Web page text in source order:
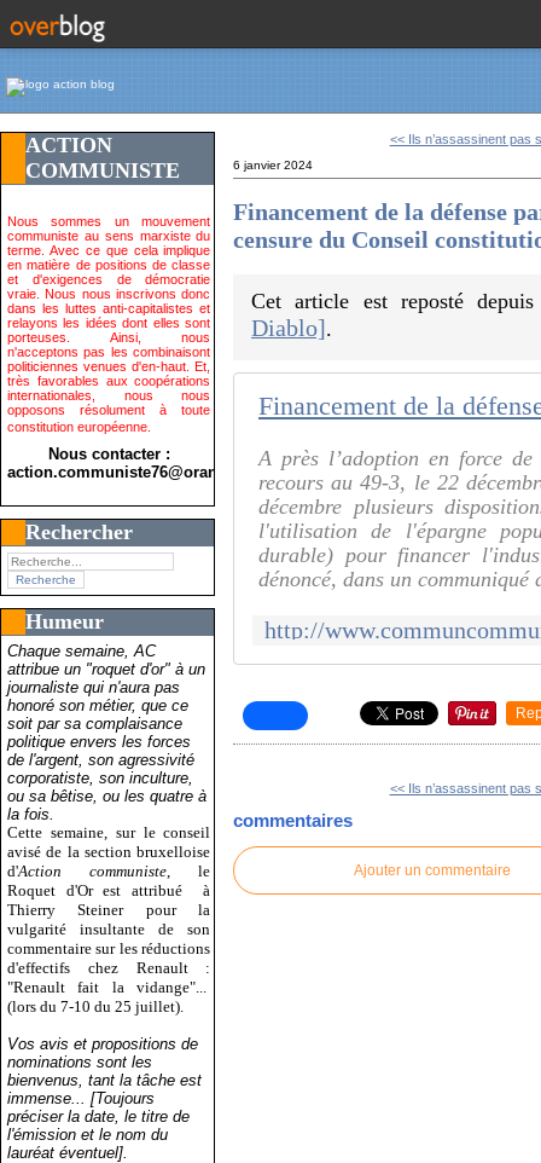
ACTION
COMMUNISTE
Nous sommes un mouvement
communiste au sens marxiste du
terme. Avec ce que cela implique
en matière de positions de classe
et d'exigences de démocratie
vraie. Nous nous inscrivons donc
dans les luttes anti-capitalistes et
relayons les idées dont elles sont
porteuses. Ainsi, nous
n'acceptons pas les combinaisont
politiciennes venues d'en-haut. Et,
très favorables aux coopérations
internationales, nous nous
opposons résolument à toute
constitution européenne.
Nous contacter :
action.communiste76@orange.fr>
Rechercher
Humeur
Chaque semaine, AC
attribue un "roquet d'or" à un
journaliste qui n'aura pas
honoré son métier, que ce
soit par sa complaisance
politique envers les forces
de l'argent, son agressivité
corporatiste, son inculture,
ou sa bêtise, ou les quatre à
la fois.
Cette semaine, sur le conseil
avisé de la section bruxelloise
d'Action communiste , le
Roquet d'Or est attribué
à
Thierry Steiner pour la
vulgarité insultante de son
commentaire sur les réductions
d'effectifs chez Renault :
"Renault fait la vidange"...
(lors du 7-10 du 25 juillet).
Vos avis et propositions de
nominations sont les
bienvenus, tant la tâche est
immense... [Toujours
préciser la date, le titre de
l'émission et le nom du
lauréat éventuel].
<< Ils n’assassinent pas
6 janvier 2024
Financement de la défense
censure du Conseil
Cet article est reposté
Diablo].
A près l’adoption en force
recours au 49-3, le 22
décembre plusieurs
l'utilisation de l'épargne
durable) pour financer
dénoncé, dans un communiqué
<< Ils n’assassinent pas
commentaires
Ajouter un commentaire